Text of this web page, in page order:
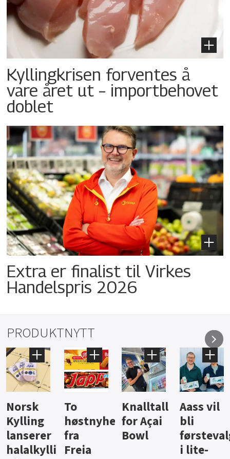
Kyllingkrisen forventes å
vare året ut – importbehovet
doblet
Extra er finalist til Virkes
Handelspris 2026
PRODUKTNYTT
Knalltall
for Açai
Bowl
Aass vil
bli
førstevalg
i lite-
Brus og
jus fra
Berentsen
Hard
iste fra
Hansa